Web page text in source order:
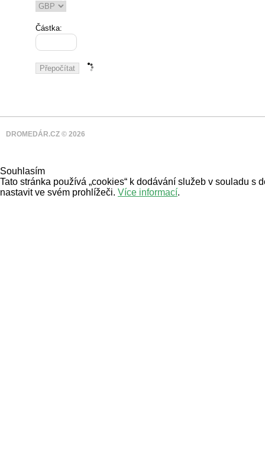
Částka:
DROMEDÁR.CZ © 2026
Souhlasím
Tato stránka používá „cookies“ k dodávání služeb v souladu s
nastavit ve svém prohlížeči. Více informací.